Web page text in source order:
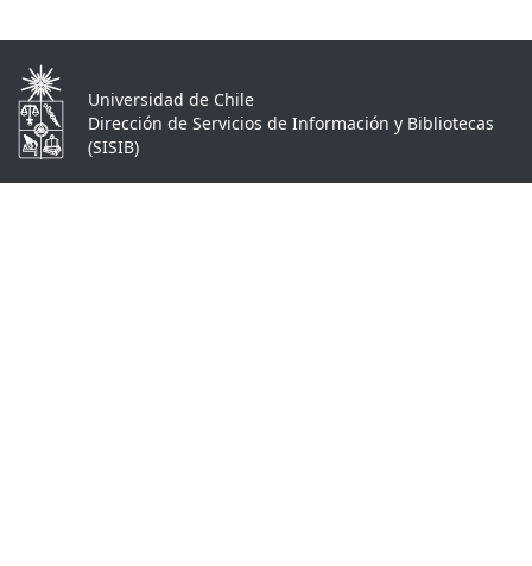
Universidad de Chile
Dirección de Servicios de Información y Bibliotecas
(SISIB)